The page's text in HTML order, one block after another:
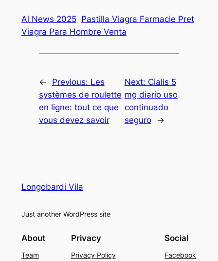
Ai News 2025 Pastilla Viagra Farmacie Pret
Viagra Para Hombre Venta
← Previous: Les
systèmes de roulette
en ligne: tout ce que
vous devez savoir
Next: Cialis 5
mg diario uso
continuado
seguro
→
Longobardi Vila
Just another WordPress site
About
Team
Privacy
Privacy Policy
Social
Facebook